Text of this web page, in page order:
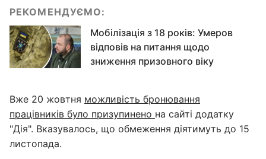
РЕКОМЕНДУЄМО:
Мобілізація з 18 років: Умеров
відповів на питання щодо
зниження призовного віку
Вже 20 жовтня можливість бронювання
працівників було призупинено на сайті додатку
"Дія". Вказувалось, що обмеження діятимуть до 15
листопада.